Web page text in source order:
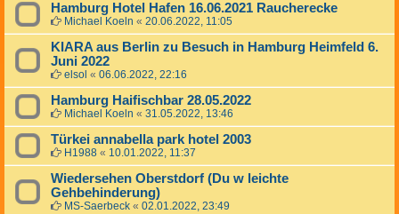
Hamburg Hotel Hafen 16.06.2021 Raucherecke
Michael Koeln « 20.06.2022, 11:05
KIARA aus Berlin zu Besuch in Hamburg Heimfeld 6.
Juni 2022
elsol « 06.06.2022, 22:16
Hamburg Haifischbar 28.05.2022
Michael Koeln « 31.05.2022, 13:46
Türkei annabella park hotel 2003
H1988 « 10.01.2022, 11:37
Wiedersehen Oberstdorf (Du w leichte
Gehbehinderung)
MS-Saerbeck « 02.01.2022, 23:49